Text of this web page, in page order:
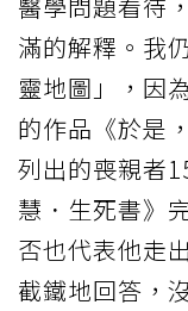
滿的解釋。我
靈地圖」，因
的作品《於是
列出的喪親者
慧．生死書》
否也代表他走
截鐵地回答，